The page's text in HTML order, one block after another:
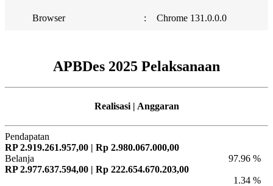
Browser : Chrome 131.0.0.0
APBDes 2025 Pelaksanaan
Realisasi | Anggaran
Pendapatan
RP 2.919.261.957,00 | Rp 2.980.067.000,00
97.96 %
Belanja
RP 2.977.637.594,00 | Rp 222.654.670.203,00
1.34 %